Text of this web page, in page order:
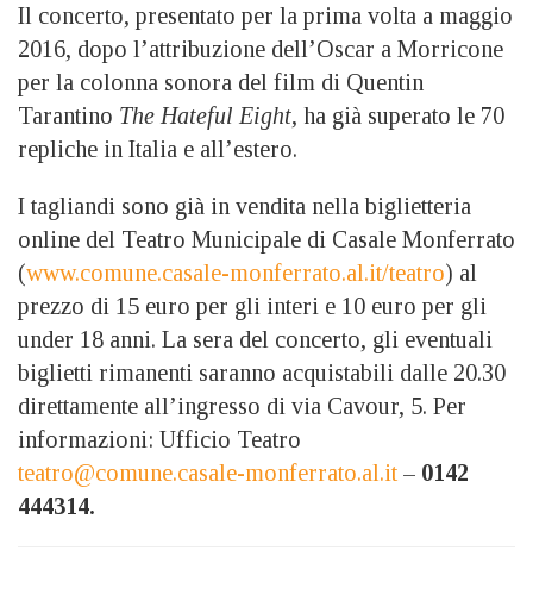
Il concerto, presentato per la prima volta a maggio
2016, dopo l’attribuzione dell’Oscar a Morricone
per la colonna sonora del film di Quentin
Tarantino The Hateful Eight, ha già superato le 70
repliche in Italia e all’estero.
I tagliandi sono già in vendita nella biglietteria
online del Teatro Municipale di Casale Monferrato
(www.comune.casale-monferrato.al.it/teatro) al
prezzo di 15 euro per gli interi e 10 euro per gli
under 18 anni. La sera del concerto, gli eventuali
biglietti rimanenti saranno acquistabili dalle 20.30
direttamente all’ingresso di via Cavour, 5. Per
informazioni: Ufficio Teatro
teatro@comune.casale-monferrato.al.it – 0142
444314.